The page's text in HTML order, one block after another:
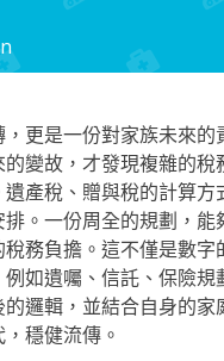
更是一份對家族未來
變故，才發現複雜的
產稅、贈與稅的計算
。一份周全的規劃，
務負擔。這不僅是數
如遺囑、信託、保險
邏輯，並結合自身的
穩健流傳。